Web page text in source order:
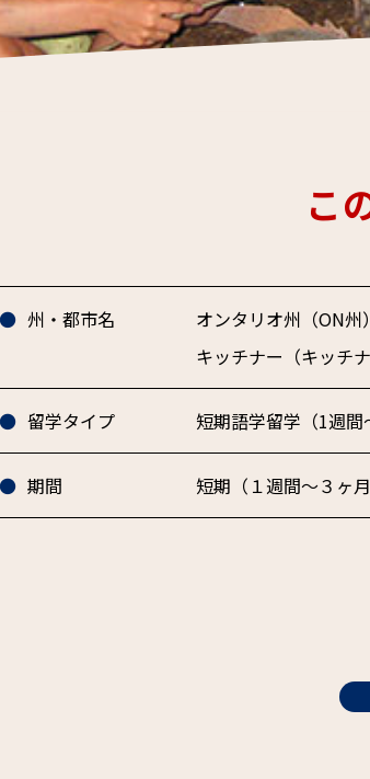
こ
州・都市名
オンタリオ州（ON州）
キッチナー（キッチナ
留学タイプ 短期語学留学（1週間
期間 短期（１週間〜３ヶ月